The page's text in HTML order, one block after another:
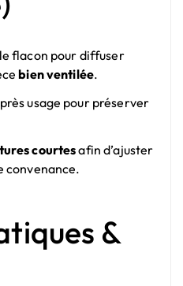
flacon pour diffuser
bien ventilée.
usage pour préserver
courtesafin d’ajuster
convenance.
&